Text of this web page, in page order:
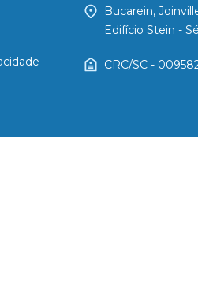
Bucarein,
Edifício Stein -
CRC/SC -